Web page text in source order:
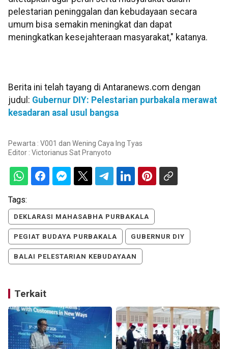
pelestarian peninggalan dan kebudayaan secara
umum bisa semakin meningkat dan dapat
meningkatkan kesejahteraan masyarakat," katanya.
Berita ini telah tayang di Antaranews.com dengan
judul: Gubernur DIY: Pelestarian purbakala merawat
kesadaran asal usul bangsa
Pewarta : V001 dan Wening Caya Ing Tyas
Editor : Victorianus Sat Pranyoto
Tags:
DEKLARASI MAHASABHA PURBAKALA
PEGIAT BUDAYA PURBAKALA GUBERNUR DIY
BALAI PELESTARIAN KEBUDAYAAN
Terkait